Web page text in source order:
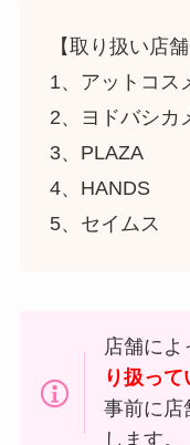
【取り扱い店舗
1、アットコス
2、ヨドバシカ
3、PLAZA
4、HANDS
5、セイムス
店舗によ
り扱って
事前に店
します。